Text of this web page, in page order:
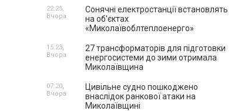
Сонячні електростанції встановлять
на об'єктах
«Миколаївоблтеплоенерго»
22:25,
Вчора
27 трансформаторів для підготовки
енергосистеми до зими отримала
Миколаївщина
15:23,
Вчора
Цивільне судно пошкоджено
внаслідок ранкової атаки на
Миколаївщині
07:20,
Вчора